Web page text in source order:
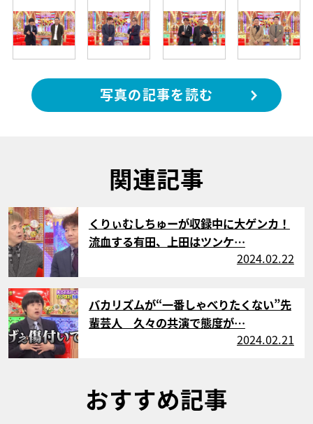
写真の記事を読む
関連記事
サムネイル
くりぃむしちゅーが収録中に大ゲンカ！
流血する有田、上田はツンケ…
2024.02.22
サムネイル
バカリズムが“一番しゃべりたくない”先
輩芸人 久々の共演で態度が…
2024.02.21
おすすめ記事